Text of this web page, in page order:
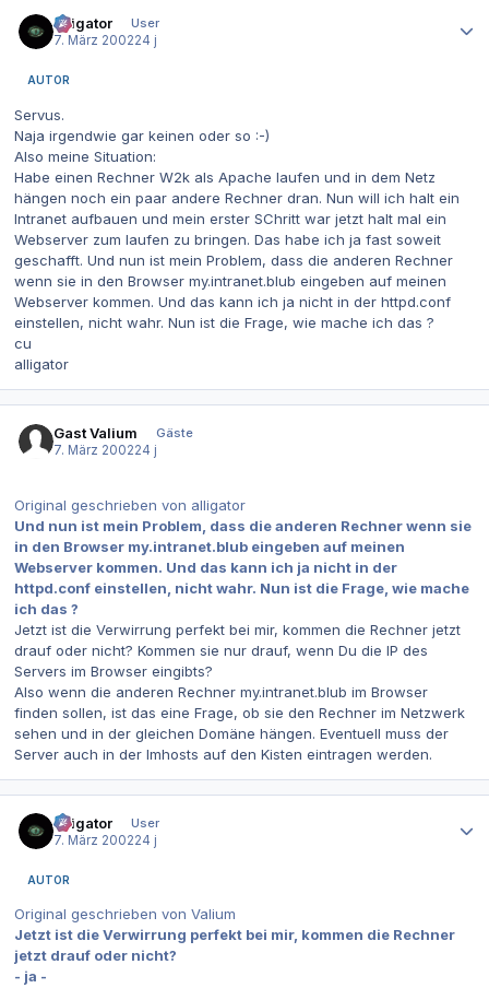
alligator
User
7. März 200224 j
AUTOR
Servus.
Naja irgendwie gar keinen oder so :-)
Also meine Situation:
Habe einen Rechner W2k als Apache laufen und in dem Netz
hängen noch ein paar andere Rechner dran. Nun will ich halt ein
Intranet aufbauen und mein erster SChritt war jetzt halt mal ein
Webserver zum laufen zu bringen. Das habe ich ja fast soweit
geschafft. Und nun ist mein Problem, dass die anderen Rechner
wenn sie in den Browser my.intranet.blub eingeben auf meinen
Webserver kommen. Und das kann ich ja nicht in der httpd.conf
einstellen, nicht wahr. Nun ist die Frage, wie mache ich das ?
cu
alligator
Gast Valium
Gäste
7. März 200224 j
Original geschrieben von alligator
Und nun ist mein Problem, dass die anderen Rechner wenn sie
in den Browser my.intranet.blub eingeben auf meinen
Webserver kommen. Und das kann ich ja nicht in der
httpd.conf einstellen, nicht wahr. Nun ist die Frage, wie mache
ich das ?
Jetzt ist die Verwirrung perfekt bei mir, kommen die Rechner jetzt
drauf oder nicht? Kommen sie nur drauf, wenn Du die IP des
Servers im Browser eingibts?
Also wenn die anderen Rechner my.intranet.blub im Browser
finden sollen, ist das eine Frage, ob sie den Rechner im Netzwerk
sehen und in der gleichen Domäne hängen. Eventuell muss der
Server auch in der lmhosts auf den Kisten eintragen werden.
alligator
User
7. März 200224 j
AUTOR
Original geschrieben von Valium
Jetzt ist die Verwirrung perfekt bei mir, kommen die Rechner
jetzt drauf oder nicht?
- ja -